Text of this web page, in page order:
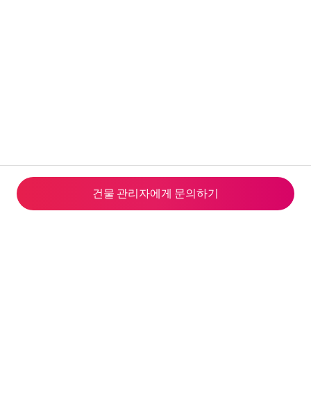
건물 관리자에게 문의하기